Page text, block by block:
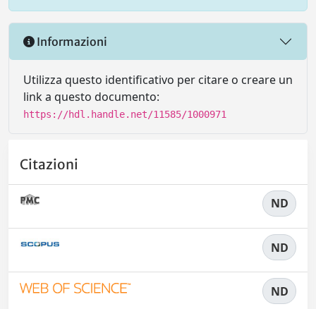
Informazioni
Utilizza questo identificativo per citare o creare un
link a questo documento:
https://hdl.handle.net/11585/1000971
Citazioni
ND
ND
ND